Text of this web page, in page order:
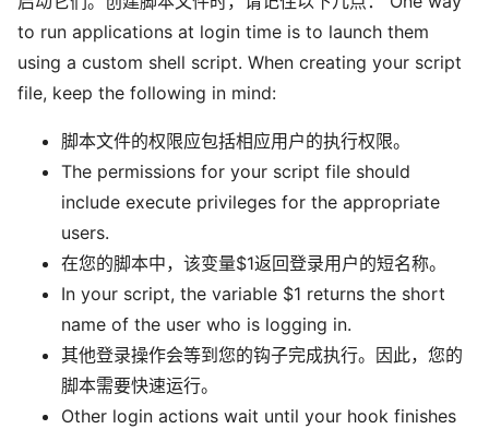
to run applications at login time is to launch them
using a custom shell script. When creating your script
file, keep the following in mind:
脚本文件的权限应包括相应用户的执行权限。
The permissions for your script file should
include execute privileges for the appropriate
users.
在您的脚本中，该变量$1返回登录用户的短名称。
In your script, the variable $1 returns the short
name of the user who is logging in.
其他登录操作会等到您的钩子完成执行。因此，您的
脚本需要快速运行。
Other login actions wait until your hook finishes